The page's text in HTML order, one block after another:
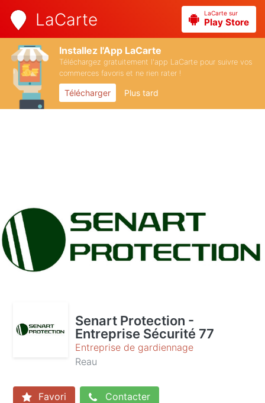
LaCarte LaCarte sur
Play Store
Installez l'App LaCarte
Téléchargez gratuitement l'app LaCarte pour suivre vos
commerces favoris et ne rien rater !
Télécharger Plus tard
Senart Protection -
Entreprise Sécurité 77
Entreprise de gardiennage
Reau
Favori Contacter